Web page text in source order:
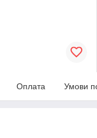
Оплата Умови